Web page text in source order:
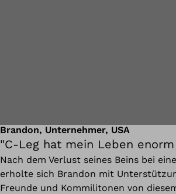
Brandon, Unternehmer, USA
"C-Leg hat mein Leben
Nach dem Verlust seines Beins bei
erholte sich Brandon mit
Freunde und Kommilitonen von